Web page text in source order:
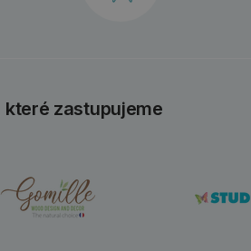
které zastupujeme